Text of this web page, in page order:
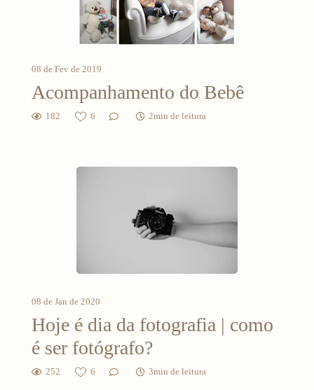
08 de Fev de 2019
Acompanhamento do Bebê
182 6 2min de leitura
08 de Jan de 2020
Hoje é dia da fotografia | como
é ser fotógrafo?
252 6 3min de leitura